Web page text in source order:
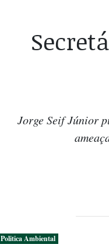
Jorge Seif Júnior
Politica Ambiental